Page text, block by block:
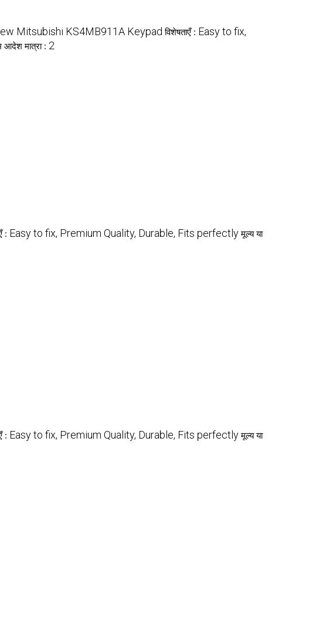
Mitsubishi KS4MB911A Keypad विशेषताएँ : Easy to fix,
आदेश मात्रा : 2
: Easy to fix, Premium Quality, Durable, Fits perfectly मूल्य या
: Easy to fix, Premium Quality, Durable, Fits perfectly मूल्य या